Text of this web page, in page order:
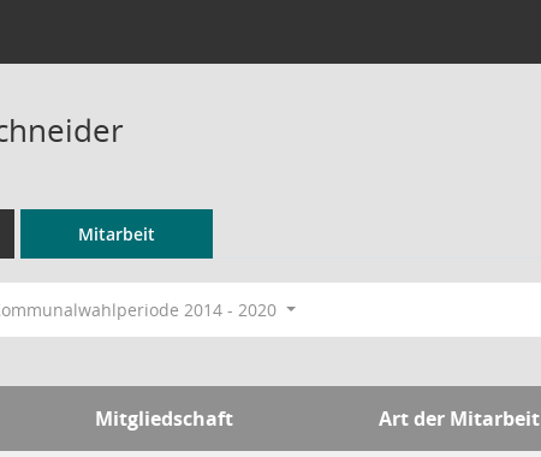
Mitarbeit
2014 - 2020
Mitgliedschaft Art der Mitarbeit